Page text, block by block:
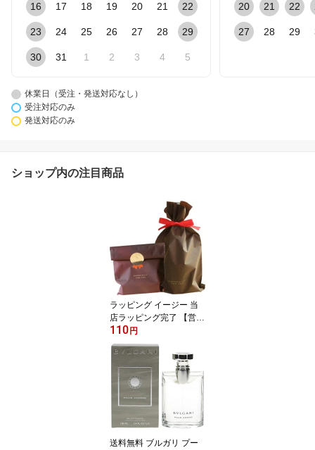
16 17 18 19 20 21 22
23 24 25 26 27 28 29
30 31 1 2 3 4 5
20 21 22
27 28 29
休業日（受注・発送対応なし）
受注対応のみ
発送対応のみ
ショップ内の注目商品
ラッピング イージー 当
店ラッピング完了 【営業
日13時まで当日発送】
110円
送料無料 ブルガリ プー